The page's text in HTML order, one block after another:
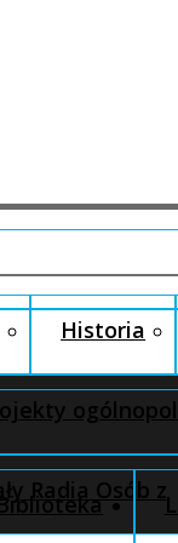
Historia
Radia Osób z